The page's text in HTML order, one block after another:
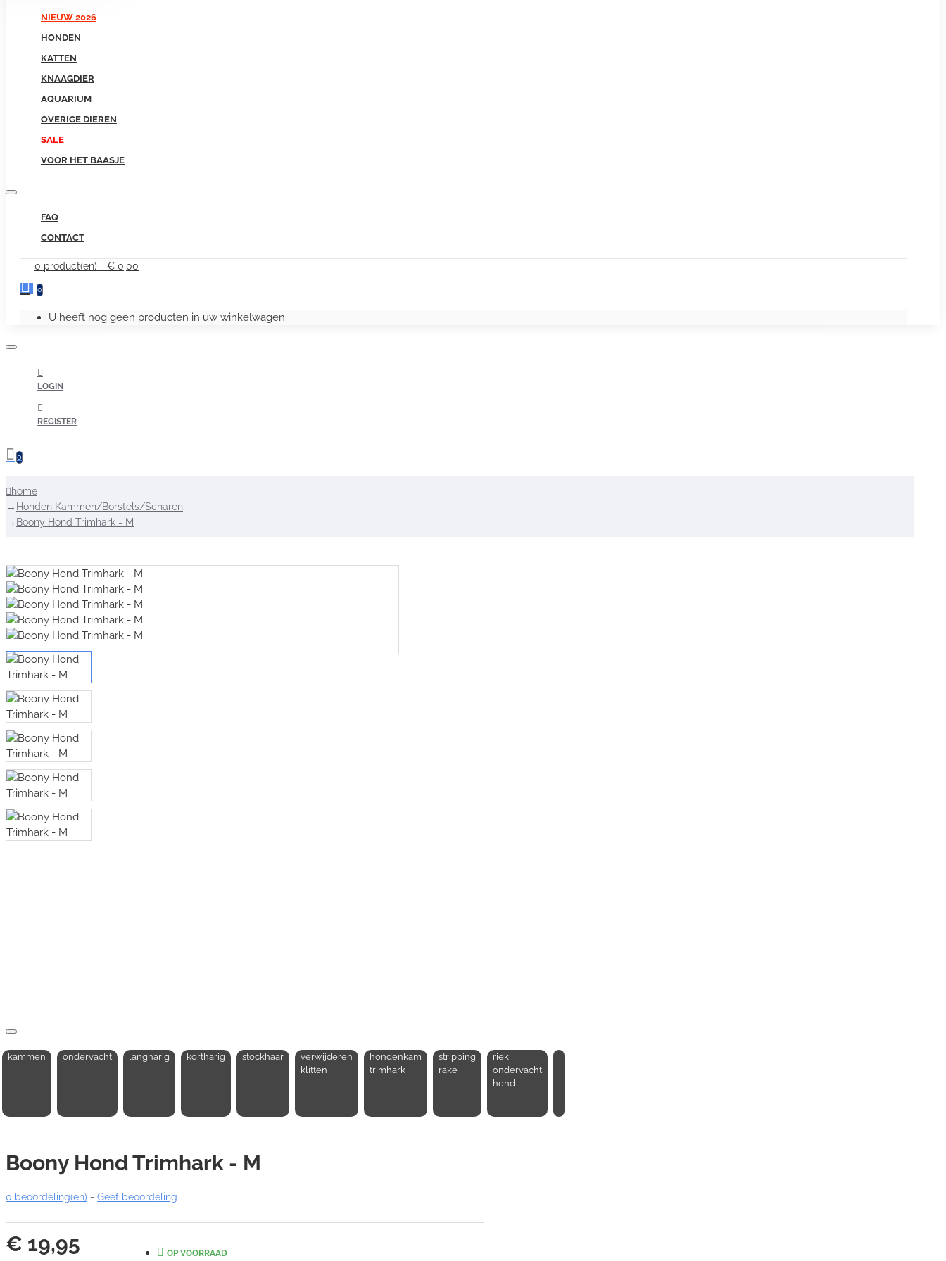
NIEUW 2026
HONDEN
KATTEN
KNAAGDIER
AQUARIUM
OVERIGE DIEREN
SALE
VOOR HET BAASJE
FAQ
CONTACT
0 product(en) - € 0,00
0
U heeft nog geen producten in uw winkelwagen.
LOGIN
REGISTER
0
home
Honden Kammen/Borstels/Scharen
Boony Hond Trimhark - M
kammen ondervacht langharig kortharig stockhaar
verwijderen
klitten
hondenkam
trimhark
stripping
rake
riek
ondervacht
hond
Boony Hond Trimhark - M
0 beoordeling(en) - Geef beoordeling
€ 19,95 OP VOORRAAD